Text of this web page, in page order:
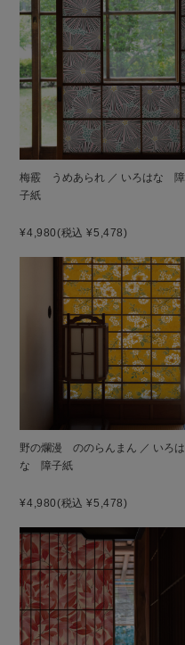
梅霰 うめあられ ／ いろはな 障
子紙
¥4,980(税込 ¥5,478)
野の爛漫 ののらんまん ／ いろは
な 障子紙
¥4,980(税込 ¥5,478)